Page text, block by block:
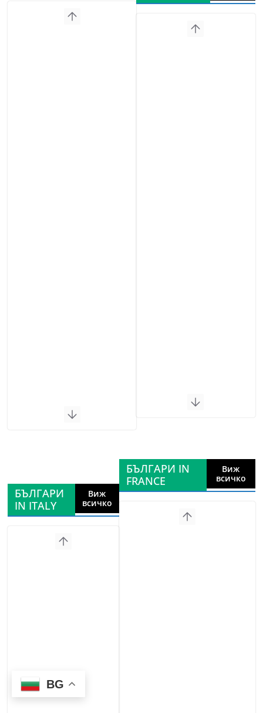
БЪЛГАРИ
IN ITALY
Виж
всичко
БЪЛГАРИ IN
FRANCE
Виж
всичко
BG